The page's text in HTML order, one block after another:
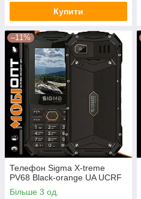
Купити
–11%
Телефон Sigma X-treme
PV68 Black-orange UA UCRF
Більше 3 од.